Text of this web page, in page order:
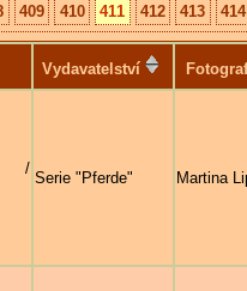
409 410 411 412 413 414
Vydavatelství Fotograf
/
Serie "Pferde" Martina